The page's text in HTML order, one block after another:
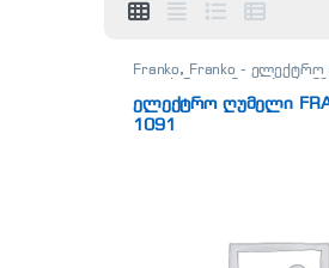
Franko, Franko -
ტექნიკა
ელექტრო ღუმელი
1091